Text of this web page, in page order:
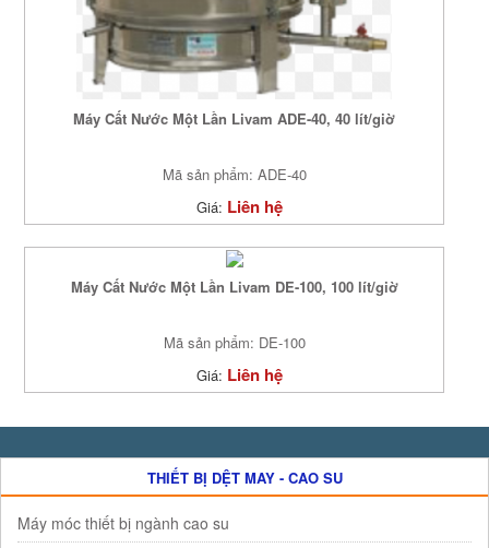
Máy Cất Nước Một Lần Livam ADE-40, 40 lít/giờ
Mã sản phẩm: ADE-40
Giá: Liên hệ
Máy Cất Nước Một Lần Livam DE-100, 100 lít/giờ
Mã sản phẩm: DE-100
Giá: Liên hệ
THIẾT BỊ DỆT MAY - CAO SU
Máy móc thiết bị ngành cao su